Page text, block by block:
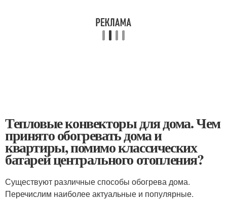
Тепловые конвекторы для дома. Чем
принято обогревать дома и
квартиры, помимо классических
батарей центрального отопления?
Существуют различные способы обогрева дома.
Перечислим наиболее актуальные и популярные.